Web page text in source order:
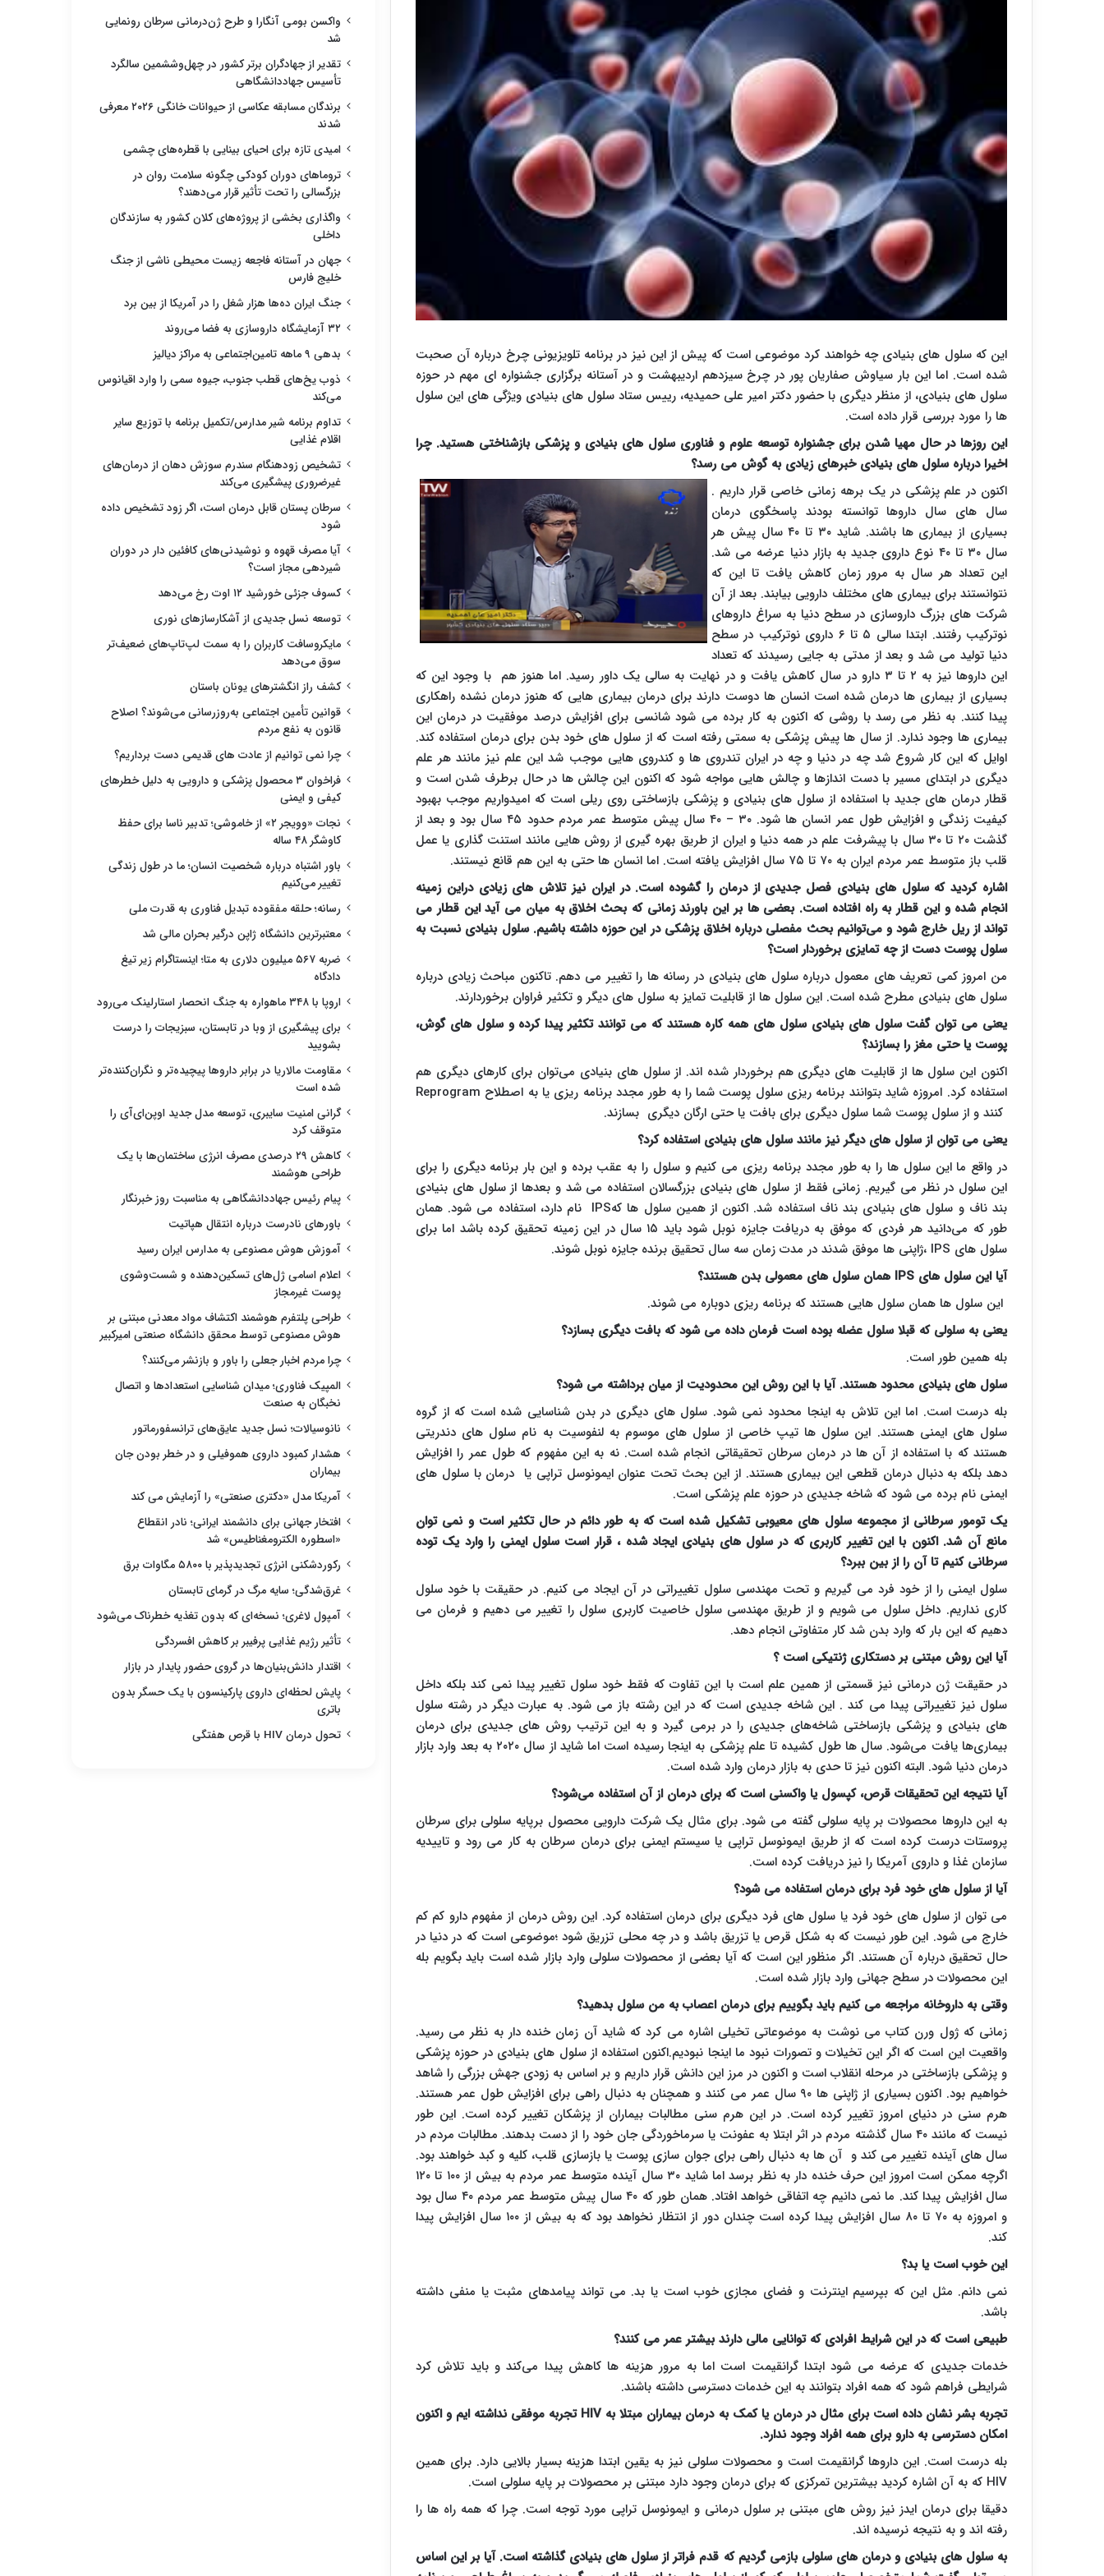
این که سلول های بنیادی چه خواهند کرد موضوعی است که پیش از این نیز در برنامه تلویزیونی چرخ درباره آن صحبت
شده است. اما این بار سیاوش صفاریان پور در چرخ سیزدهم اردیبهشت و در آستانه برگزاری جشنواره ای مهم در حوزه
سلول های بنیادی، از منظر دیگری با حضور دکتر امیر علی حمیدیه، رییس ستاد سلول های بنیادی ویژگی های این سلول
ها را مورد بررسی قرار داده است.
این روزها در حال مهیا شدن برای جشنواره توسعه علوم و فناوری سلول های بنیادی و پزشکی بازشناختی هستید. چرا
اخیرا درباره سلول های بنیادی خبرهای زیادی به گوش می رسد؟
اکنون در علم پزشکی در یک برهه زمانی خاصی قرار داریم .
سال های سال داروها توانسته بودند پاسخگوی درمان
بسیاری از بیماری ها باشند. شاید ۳۰ تا ۴۰ سال پیش هر
سال ۳۰ تا ۴۰ نوع داروی جدید به بازار دنیا عرضه می شد.
این تعداد هر سال به مرور زمان کاهش یافت تا این که
نتوانستند برای بیماری های مختلف دارویی بیابند. بعد از آن
شرکت های بزرگ داروسازی در سطح دنیا به سراغ داروهای
نوترکیب رفتند. ابتدا سالی ۵ تا ۶ داروی نوترکیب در سطح
دنیا تولید می شد و بعد از مدتی به جایی رسیدند که تعداد
این داروها نیز به ۲ تا ۳ دارو در سال کاهش یافت و در نهایت به سالی یک داور رسید. اما هنوز هم با وجود این که
بسیاری از بیماری ها درمان شده است انسان ها دوست دارند برای درمان بیماری هایی که هنوز درمان نشده راهکاری
پیدا کنند. به نظر می رسد با روشی که اکنون به کار برده می شود شانسی برای افزایش درصد موفقیت در درمان این
بیماری ها وجود ندارد. از سال ها پیش پزشکی به سمتی رفته است که از سلول های خود بدن برای درمان استفاده کند.
اوایل که این کار شروع شد چه در دنیا و چه در ایران تندروی ها و کندروی هایی موجب شد این علم نیز مانند هر علم
دیگری در ابتدای مسیر با دست اندازها و چالش هایی مواجه شود که اکنون این چالش ها در حال برطرف شدن است و
قطار درمان های جدید با استفاده از سلول های بنیادی و پزشکی بازساختی روی ریلی است که امیدواریم موجب بهبود
کیفیت زندگی و افزایش طول عمر انسان ها شود. ۳۰ – ۴۰ سال پیش متوسط عمر مردم حدود ۴۵ سال بود و بعد از
گذشت ۲۰ تا ۳۰ سال با پیشرفت علم در همه دنیا و ایران از طریق بهره گیری از روش هایی مانند استنت گذاری یا عمل
قلب باز متوسط عمر مردم ایران به ۷۰ تا ۷۵ سال افزایش یافته است. اما انسان ها حتی به این هم قانع نیستند.
اشاره کردید که سلول های بنیادی فصل جدیدی از درمان را گشوده است. در ایران نیز تلاش های زیادی دراین زمینه
انجام شده و این قطار به راه افتاده است. بعضی ها بر این باورند زمانی که بحث اخلاق به میان می آید این قطار می
تواند از ریل خارج شود و می‌توانیم بحث مفصلی درباره اخلاق پزشکی در این حوزه داشته باشیم. سلول بنیادی نسبت به
سلول پوست دست از چه تمایزی برخوردار است؟
من امروز کمی تعریف های معمول درباره سلول های بنیادی در رسانه ها را تغییر می دهم. تاکنون مباحث زیادی درباره
سلول های بنیادی مطرح شده است. این سلول ها از قابلیت تمایز به سلول های دیگر و تکثیر فراوان برخوردارند.
یعنی می توان گفت سلول های بنیادی سلول های همه کاره هستند که می توانند تکثیر پیدا کرده و سلول های گوش،
پوست یا حتی مغز را بسازند؟
اکنون این سلول ها از قابلیت های دیگری هم برخوردار شده اند. از سلول های بنیادی می‌توان برای کارهای دیگری هم
استفاده کرد. امروزه شاید بتوانند برنامه ریزی سلول پوست شما را به طور مجدد برنامه ریزی یا به اصطلاح Reprogram
کنند و از سلول پوست شما سلول دیگری برای بافت یا حتی ارگان دیگری بسازند.
یعنی می توان از سلول های دیگر نیز مانند سلول های بنیادی استفاده کرد؟
در واقع ما این سلول ها را به طور مجدد برنامه ریزی می کنیم و سلول را به عقب برده و این بار برنامه دیگری را برای
این سلول در نظر می گیریم. زمانی فقط از سلول های بنیادی بزرگسالان استفاده می شد و بعدها از سلول های بنیادی
بند ناف و سلول های بنیادی بند ناف استفاده شد. اکنون از همین سلول ها کهIPS نام دارد، استفاده می شود. همان
طور که می‌دانید هر فردی که موفق به دریافت جایزه نوبل شود باید ۱۵ سال در این زمینه تحقیق کرده باشد اما برای
سلول های IPS ،ژاپنی ها موفق شدند در مدت زمان سه سال تحقیق برنده جایزه نوبل شوند.
آیا این سلول های IPS همان سلول های معمولی بدن هستند؟
این سلول ها همان سلول هایی هستند که برنامه ریزی دوباره می شوند.
یعنی به سلولی که قبلا سلول عضله بوده است فرمان داده می شود که بافت دیگری بسازد؟
بله همین طور است.
سلول های بنیادی محدود هستند. آیا با این روش این محدودیت از میان برداشته می شود؟
بله درست است. اما این تلاش به اینجا محدود نمی شود. سلول های دیگری در بدن شناسایی شده است که از گروه
سلول های ایمنی هستند. این سلول ها تیپ خاصی از سلول های موسوم به لنفوسیت به نام سلول های دندریتی
هستند که با استفاده از آن ها در درمان سرطان تحقیقاتی انجام شده است. نه به این مفهوم که طول عمر را افزایش
دهد بلکه به دنبال درمان قطعی این بیماری هستند. از این بحث تحت عنوان ایمونوسل تراپی یا درمان با سلول های
ایمنی نام برده می شود که شاخه جدیدی در حوزه علم پزشکی است.
یک تومور سرطانی از مجموعه سلول های معیوبی تشکیل شده است که به طور دائم در حال تکثیر است و نمی توان
مانع آن شد. اکنون با این تغییر کاربری که در سلول های بنیادی ایجاد شده ، قرار است سلول ایمنی را وارد یک توده
سرطانی کنیم تا آن را از بین ببرد؟
سلول ایمنی را از خود فرد می گیریم و تحت مهندسی سلول تغییراتی در آن ایجاد می کنیم. در حقیقت با خود سلول
کاری نداریم. داخل سلول می شویم و از طریق مهندسی سلول خاصیت کاربری سلول را تغییر می دهیم و فرمان می
دهیم که این بار که وارد بدن شد کار متفاوتی انجام دهد.
آیا این روش مبتنی بر دستکاری ژنتیکی است ؟
در حقیقت ژن درمانی نیز قسمتی از همین علم است با این تفاوت که فقط خود سلول تغییر پیدا نمی کند بلکه داخل
سلول نیز تغییراتی پیدا می کند . این شاخه جدیدی است که در این رشته باز می شود. به عبارت دیگر در رشته سلول
های بنیادی و پزشکی بازساختی شاخه‌های جدیدی را در برمی گیرد و به این ترتیب روش های جدیدی برای درمان
بیماری‌ها یافت می‌شود. سال ها طول کشیده تا علم پزشکی به اینجا رسیده است اما شاید از سال ۲۰۲۰ به بعد وارد بازار
درمان دنیا شود. البته اکنون نیز تا حدی به بازار درمان وارد شده است.
آیا نتیجه این تحقیقات قرص، کپسول یا واکسنی است که برای درمان از آن استفاده می‌شود؟
به این داروها محصولات بر پایه سلولی گفته می شود. برای مثال یک شرکت دارویی محصول برپایه سلولی برای سرطان
پروستات درست کرده است که از طریق ایمونوسل تراپی یا سیستم ایمنی برای درمان سرطان به کار می رود و تاییدیه
سازمان غذا و داروی آمریکا را نیز دریافت کرده است.
آیا از سلول های خود فرد برای درمان استفاده می شود؟
می توان از سلول های خود فرد یا سلول های فرد دیگری برای درمان استفاده کرد. این روش درمان از مفهوم دارو کم کم
خارج می شود. این طور نیست که به شکل قرص یا تزریق باشد و در چه محلی تزریق شود ؛موضوعی است که در دنیا در
حال تحقیق درباره آن هستند. اگر منظور این است که آیا بعضی از محصولات سلولی وارد بازار شده است باید بگویم بله
این محصولات در سطح جهانی وارد بازار شده است.
وقتی به داروخانه مراجعه می کنیم باید بگوییم برای درمان اعصاب به من سلول بدهید؟
زمانی که ژول ورن کتاب می نوشت به موضوعاتی تخیلی اشاره می کرد که شاید آن زمان خنده دار به نظر می رسید.
واقعیت این است که اگر این تخیلات و تصورات نبود ما اینجا نبودیم.اکنون استفاده از سلول های بنیادی در حوزه پزشکی
و پزشکی بازساختی در مرحله انقلاب است و اکنون در مرز این دانش قرار داریم و بر اساس به زودی جهش بزرگی را شاهد
خواهیم بود. اکنون بسیاری از ژاپنی ها ۹۰ سال عمر می کنند و همچنان به دنبال راهی برای افزایش طول عمر هستند.
هرم سنی در دنیای امروز تغییر کرده است. در این هرم سنی مطالبات بیماران از پزشکان تغییر کرده است. این طور
نیست که مانند ۴۰ سال گذشته مردم در اثر ابتلا به عفونت یا سرماخوردگی جان خود را از دست بدهند. مطالبات مردم در
سال های آینده تغییر می کند و آن ها به دنبال راهی برای جوان سازی پوست یا بازسازی قلب، کلیه و کبد خواهند بود.
اگرچه ممکن است امروز این حرف خنده دار به نظر برسد اما شاید ۳۰ سال آینده متوسط عمر مردم به بیش از ۱۰۰ تا ۱۲۰
سال افزایش پیدا کند. ما نمی دانیم چه اتفاقی خواهد افتاد. همان طور که ۴۰ سال پیش متوسط عمر مردم ۴۰ سال بود
و امروزه به ۷۰ تا ۸۰ سال افزایش پیدا کرده است چندان دور از انتظار نخواهد بود که به بیش از ۱۰۰ سال افزایش پیدا
کند.
این خوب است یا بد؟
نمی دانم. مثل این که بپرسیم اینترنت و فضای مجازی خوب است یا بد. می تواند پیامدهای مثبت یا منفی داشته
باشد.
طبیعی است که در این شرایط افرادی که توانایی مالی دارند بیشتر عمر می کنند؟
خدمات جدیدی که عرضه می شود ابتدا گرانقیمت است اما به مرور هزینه ها کاهش پیدا می‌کند و باید تلاش کرد
شرایطی فراهم شود که همه افراد بتوانند به این خدمات دسترسی داشته باشند.
تجربه بشر نشان داده است برای مثال در درمان یا کمک به درمان بیماران مبتلا بهHIV تجربه موفقی نداشته ایم و اکنون
امکان دسترسی به دارو برای همه افراد وجود ندارد.
بله درست است. این داروها گرانقیمت است و محصولات سلولی نیز به یقین ابتدا هزینه بسیار بالایی دارد. برای همین
HIV که به آن اشاره کردید بیشترین تمرکزی که برای درمان وجود دارد مبتنی بر محصولات بر پایه سلولی است.
دقیقا برای درمان ایدز نیز روش های مبتنی بر سلول درمانی و ایمونوسل تراپی مورد توجه است. چرا که همه راه ها را
رفته اند و به نتیجه نرسیده اند.
به سلول های بنیادی و درمان های سلولی بازمی گردیم که قدم فراتر از سلول های بنیادی گذاشته است. آیا بر این اساس
واکسن بومی آنگارا و طرح ژن‌درمانی سرطان رونمایی
شد
تقدیر از جهادگران برتر کشور در چهل‌وششمین سالگرد
تأسیس جهاددانشگاهی
برندگان مسابقه عکاسی از حیوانات خانگی ۲۰۲۶ معرفی
شدند
امیدی تازه برای احیای بینایی با قطره‌های چشمی
تروماهای دوران کودکی چگونه سلامت روان در
بزرگسالی را تحت تأثیر قرار می‌دهند؟
واگذاری بخشی از پروژه‌های کلان کشور به سازندگان
داخلی
جهان در آستانه فاجعه زیست محیطی ناشی از جنگ
خلیج فارس
جنگ ایران ده‌ها هزار شغل را در آمریکا از بین برد
۳۲ آزمایشگاه داروسازی به فضا می‌روند
بدهی ۹ ماهه تامین‌اجتماعی به مراکز دیالیز
ذوب یخ‌های قطب جنوب، جیوه سمی را وارد اقیانوس
می‌کند
تداوم برنامه شیر مدارس/تکمیل برنامه با توزیع سایر
اقلام غذایی
تشخیص زودهنگام سندرم سوزش دهان از درمان‌های
غیرضروری پیشگیری می‌کند
سرطان پستان قابل درمان است، اگر زود تشخیص داده
شود
آیا مصرف قهوه و نوشیدنی‌های کافئین دار در دوران
شیردهی مجاز است؟
کسوف جزئی خورشید ۱۲ اوت رخ می‌دهد
توسعه نسل جدیدی از آشکارسازهای نوری
مایکروسافت کاربران را به سمت لپ‌تاپ‌های ضعیف‌تر
سوق می‌دهد
کشف راز انگشترهای یونان باستان
قوانین تأمین اجتماعی به‌روزرسانی می‌شوند؟ اصلاح
قانون به نفع مردم
چرا نمی توانیم از عادت های قدیمی دست برداریم؟
فراخوان ۳ محصول پزشکی و دارویی به دلیل خطرهای
کیفی و ایمنی
نجات «وویجر ۲» از خاموشی؛ تدبیر ناسا برای حفظ
کاوشگر ۴۸ ساله
باور اشتباه درباره شخصیت انسان؛ ما در طول زندگی
تغییر می‌کنیم
رسانه؛ حلقه مفقوده تبدیل فناوری به قدرت ملی
معتبرترین دانشگاه ژاپن درگیر بحران مالی شد
ضربه ۵۶۷ میلیون دلاری به متا؛ اینستاگرام زیر تیغ
دادگاه
اروپا با ۳۴۸ ماهواره به جنگ انحصار استارلینک می‌رود
برای پیشگیری از وبا در تابستان، سبزیجات را درست
بشویید
مقاومت مالاریا در برابر داروها پیچیده‌تر و نگران‌کننده‌تر
شده است
گرانی امنیت سایبری، توسعه مدل جدید اوپن‌ای‌آی را
متوقف کرد
کاهش ۲۹ درصدی مصرف انرژی ساختمان‌ها با یک
طراحی هوشمند
پیام رئیس جهاددانشگاهی به مناسبت روز خبرنگار
باورهای نادرست درباره انتقال هپاتیت
آموزش هوش مصنوعی به مدارس ایران رسید
اعلام اسامی ژل‌های تسکین‌دهنده و شست‌وشوی
پوست غیرمجاز
طراحی پلتفرم هوشمند اکتشاف مواد معدنی مبتنی بر
هوش مصنوعی توسط محقق دانشگاه صنعتی امیرکبیر
چرا مردم اخبار جعلی را باور و بازنشر می‌کنند؟
المپیک فناوری؛ میدان شناسایی استعدادها و اتصال
نخبگان به صنعت
نانوسیالات؛ نسل جدید عایق‌های ترانسفورماتور
هشدار کمبود داروی هموفیلی و در خطر بودن جان
بیماران
آمریکا مدل «دکتری صنعتی» را آزمایش می کند
افتخار جهانی برای دانشمند ایرانی؛ نادر انقطاع
«اسطوره الکترومغناطیس» شد
رکوردشکنی انرژی تجدیدپذیر با ۵۸۰۰ مگاوات برق
غرق‌شدگی؛ سایه مرگ در گرمای تابستان
آمپول لاغری؛ نسخه‌ای که بدون تغذیه خطرناک می‌شود
تأثیر رژیم غذایی پرفیبر بر کاهش افسردگی
اقتدار دانش‌بنیان‌ها در گروی حضور پایدار در بازار
پایش لحظه‌ای داروی پارکینسون با یک حسگر بدون
باتری
تحول درمان HIV با قرص هفتگی